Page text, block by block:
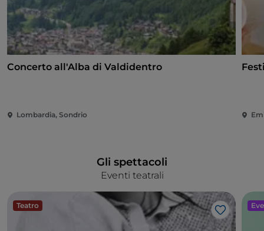
Concerto all'Alba di Valdidentro
Lombardia, Sondrio
Eventi teatrali
Gli spettacoli
Teatro
Like